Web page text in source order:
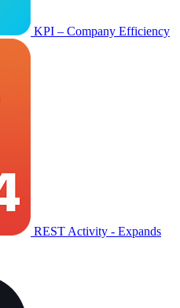
KPI – Company Efficiency
REST Activity - Expands